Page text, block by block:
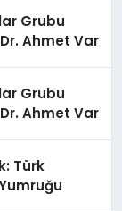
Grubu
Ahmet Var
Grubu
Ahmet Var
Türk